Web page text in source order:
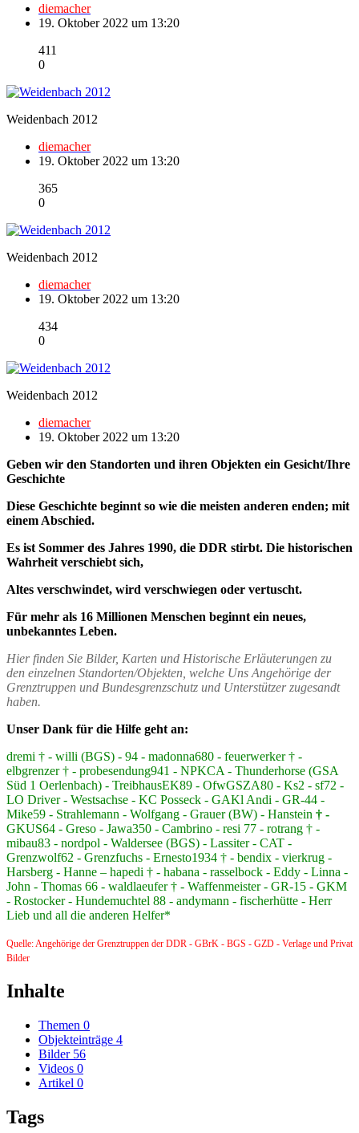
diemacher
19. Oktober 2022 um 13:20
411
0
Weidenbach 2012
diemacher
19. Oktober 2022 um 13:20
365
0
Weidenbach 2012
diemacher
19. Oktober 2022 um 13:20
434
0
Weidenbach 2012
diemacher
19. Oktober 2022 um 13:20
Geben wir den Standorten und ihren Objekten ein Gesicht/Ihre
Geschichte
Diese Geschichte beginnt so wie die meisten anderen enden; mit
einem Abschied.
Es ist Sommer des Jahres 1990, die DDR stirbt. Die historischen
Wahrheit verschiebt sich,
Altes verschwindet, wird verschwiegen oder vertuscht.
Für mehr als 16 Millionen Menschen beginnt ein neues,
unbekanntes Leben.
Hier finden Sie Bilder, Karten und Historische Erläuterungen zu
den einzelnen Standorten/Objekten, welche Uns Angehörige der
Grenztruppen und Bundesgrenzschutz und Unterstützer zugesandt
haben.
Unser Dank für die Hilfe geht an:
dremi † - willi (BGS) - 94 - madonna680 - feuerwerker † -
elbgrenzer † - probesendung941 - NPKCA - Thunderhorse (GSA
Süd 1 Oerlenbach) - TreibhausEK89 - OfwGSZA80 - Ks2 - sf72 -
LO Driver - Westsachse - KC Posseck - GAKl Andi - GR-44 -
Mike59 - Strahlemann - Wolfgang - Grauer (BW) - Hanstein † -
GKUS64 - Greso - Jawa350 - Cambrino - resi 77 - rotrang † -
mibau83 - nordpol - Waldersee (BGS) - Lassiter - CAT -
Grenzwolf62 - Grenzfuchs - Ernesto1934 † - bendix - vierkrug -
Harsberg - Hanne – hapedi † - habana - rasselbock - Eddy - Linna -
John - Thomas 66 - waldlaeufer † - Waffenmeister - GR-15 - GKM
- Rostocker - Hundemuchtel 88 - andymann - fischerhütte - Herr
Lieb und all die anderen Helfer*
Quelle: Angehörige der Grenztruppen der DDR - GBrK - BGS - GZD - Verlage und Privat
Bilder
Inhalte
Themen 0
Objekteinträge 4
Bilder 56
Videos 0
Artikel 0
Tags